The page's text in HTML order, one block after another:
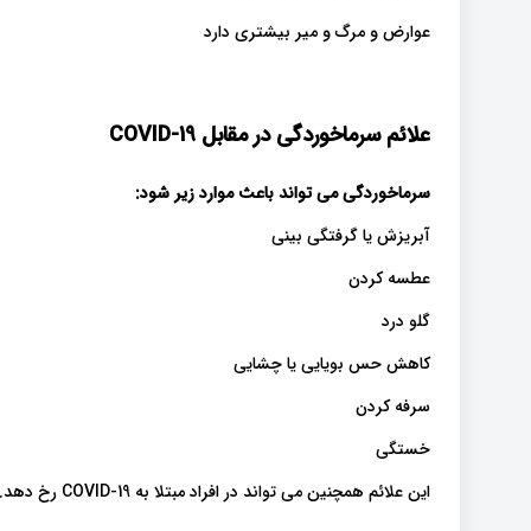
عوارض و مرگ و میر بیشتری دارد
علائم سرماخوردگی در مقابل
سرماخوردگی می تواند باعث موارد زیر شود:
آبریزش یا گرفتگی بینی
عطسه کردن
گلو درد
کاهش حس بویایی یا چشایی
سرفه کردن
خستگی
این علائم همچنین می تواند در افراد مبتلا به COVID-19 رخ دهد.